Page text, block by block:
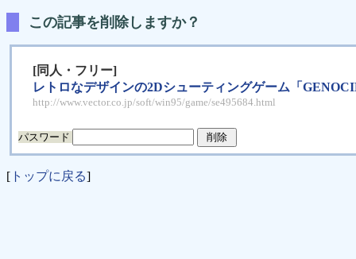
この記事を削除しますか？
[同人・フリー]
レトロなデザインの2Dシューティングゲーム「
http://www.vector.co.jp/soft/win95/game/se495684.html
パスワード
[ トップに戻る]